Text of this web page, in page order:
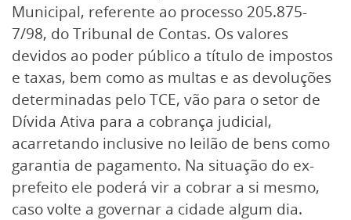
Municipal, referente ao processo 205.875-
7/98, do Tribunal de Contas. Os valores
devidos ao poder público a título de impostos
e taxas, bem como as multas e as devoluções
determinadas pelo TCE, vão para o setor de
Dívida Ativa para a cobrança judicial,
acarretando inclusive no leilão de bens como
garantia de pagamento. Na situação do ex-
prefeito ele poderá vir a cobrar a si mesmo,
caso volte a governar a cidade algum dia.